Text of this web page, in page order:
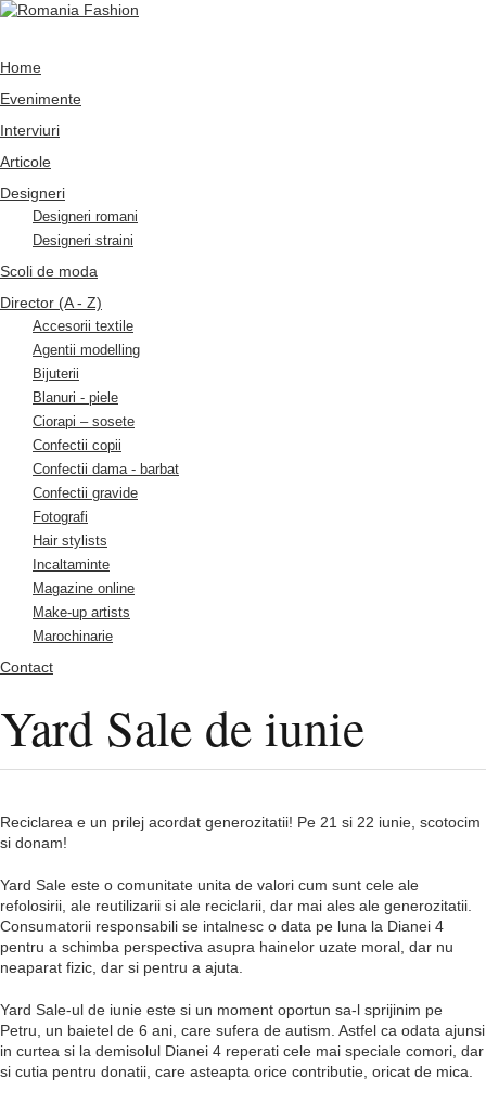
Home
Evenimente
Interviuri
Articole
Designeri
Designeri romani
Designeri straini
Scoli de moda
Director (A - Z)
Accesorii textile
Agentii modelling
Bijuterii
Blanuri - piele
Ciorapi – sosete
Confectii copii
Confectii dama - barbat
Confectii gravide
Fotografi
Hair stylists
Incaltaminte
Magazine online
Make-up artists
Marochinarie
Contact
Yard Sale de iunie
Reciclarea e un prilej acordat generozitatii! Pe 21 si 22 iunie, scotocim
si donam!
Yard Sale este o comunitate unita de valori cum sunt cele ale
refolosirii, ale reutilizarii si ale reciclarii, dar mai ales ale generozitatii.
Consumatorii responsabili se intalnesc o data pe luna la Dianei 4
pentru a schimba perspectiva asupra hainelor uzate moral, dar nu
neaparat fizic, dar si pentru a ajuta.
Yard Sale-ul de iunie este si un moment oportun sa-l sprijinim pe
Petru, un baietel de 6 ani, care sufera de autism. Astfel ca odata ajunsi
in curtea si la demisolul Dianei 4 reperati cele mai speciale comori, dar
si cutia pentru donatii, care asteapta orice contributie, oricat de mica.